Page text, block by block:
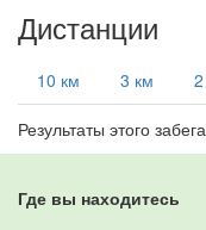
Дистанции
10 км 3 км
Результаты этого
Где вы находитесь